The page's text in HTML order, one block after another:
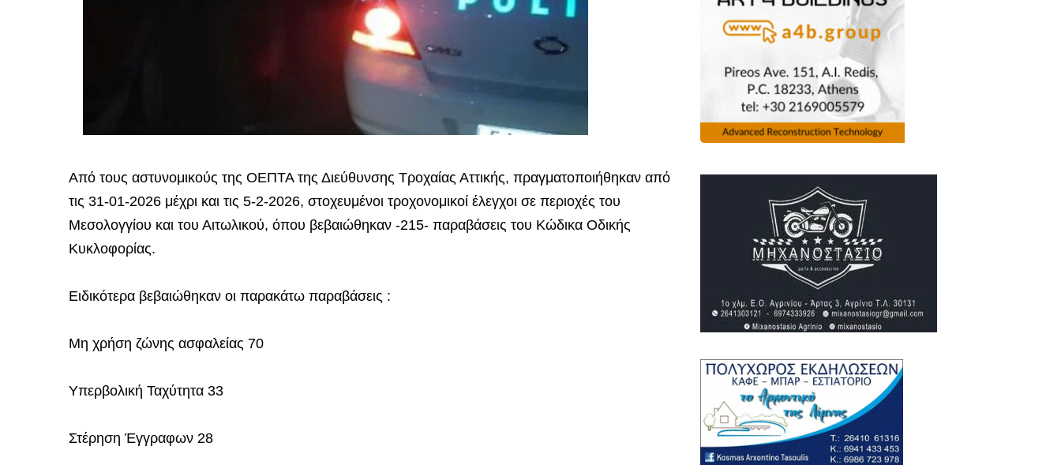
Από τους αστυνομικούς της ΟΕΠΤΑ της Διεύθυνσης Τροχαίας Αττικής, πραγματοποιήθηκαν από
τις 31-01-2026 μέχρι και τις 5-2-2026, στοχευμένοι τροχονομικοί έλεγχοι σε περιοχές του
Μεσολογγίου και του Αιτωλικού, όπου βεβαιώθηκαν -215- παραβάσεις του Κώδικα Οδικής
Κυκλοφορίας.
Ειδικότερα βεβαιώθηκαν οι παρακάτω παραβάσεις :
Μη χρήση ζώνης ασφαλείας 70
Υπερβολική Ταχύτητα 33
Στέρηση Έγγραφων 28